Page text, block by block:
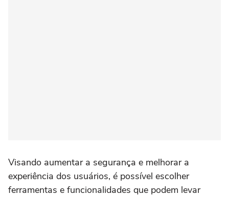
Visando aumentar a segurança e melhorar a
experiência dos usuários, é possível escolher
ferramentas e funcionalidades que podem levar